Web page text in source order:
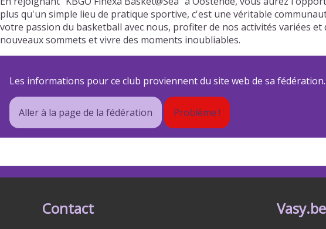
plus qu'un simple lieu de pratique sportive, c'est une véritable
votre passion du basketball avec nous, profiter de nos activités variées
nouveaux sommets et vivre des moments inoubliables.
Les informations pour ce club proviennent du site web de sa
Aller à la page de la fédération Problème !
Contact Vasy.be